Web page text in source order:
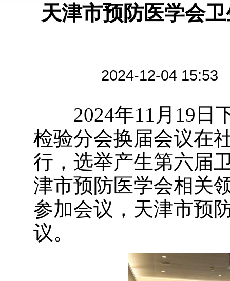
天津市预防医学会
2024-12-04
2024年11月19日
检验分会换届会议在
行，选举产生第六届
津市预防医学会相关
参加会议，天津市预
议。